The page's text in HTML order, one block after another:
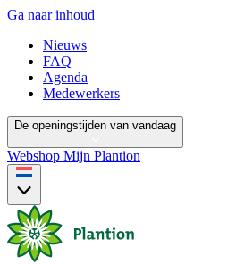
Ga naar inhoud
Nieuws
FAQ
Agenda
Medewerkers
De openingstijden van vandaag
Webshop Mijn Plantion